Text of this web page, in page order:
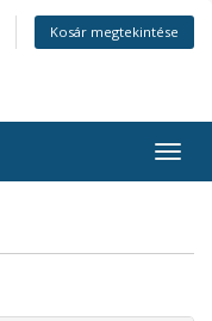
Kosár megtekintése